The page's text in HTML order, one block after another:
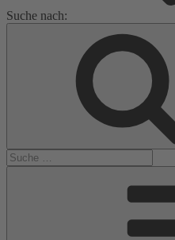
Suche nach: